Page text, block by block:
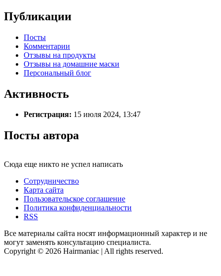
Публикации
Посты
Комментарии
Отзывы на продукты
Отзывы на домашние маски
Персональный блог
Активность
Регистрация: 15 июля 2024, 13:47
Посты автора
Сюда еще никто не успел написать
Сотрудничество
Карта сайта
Пользовательское соглашение
Политика конфиденциальности
RSS
Все материалы сайта носят информационный характер и не
могут заменять консультацию специалиста.
Copyright © 2026 Hairmaniac | All rights reserved.